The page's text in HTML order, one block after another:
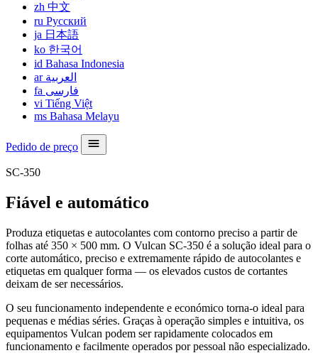
zh 中文
ru Русский
ja 日本語
ko 한국어
id Bahasa Indonesia
ar العربية
fa فارسی
vi Tiếng Việt
ms Bahasa Melayu
Pedido de preço
SC-350
Fiável e automático
Produza etiquetas e autocolantes com contorno preciso a partir de
folhas até 350 × 500 mm. O Vulcan SC-350 é a solução ideal para o
corte automático, preciso e extremamente rápido de autocolantes e
etiquetas em qualquer forma — os elevados custos de cortantes
deixam de ser necessários.
O seu funcionamento independente e económico torna-o ideal para
pequenas e médias séries. Graças à operação simples e intuitiva, os
equipamentos Vulcan podem ser rapidamente colocados em
funcionamento e facilmente operados por pessoal não especializado.